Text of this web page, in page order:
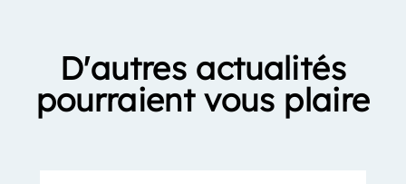
D'autres actualités
pourraient vous plaire